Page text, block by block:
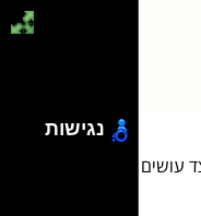
עושים את זה בצורה
נגישות